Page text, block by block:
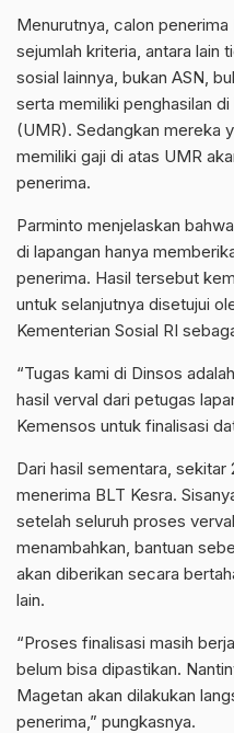
Menurutnya, calon
sejumlah kriteria, antara lain
sosial lainnya, bukan ASN,
serta memiliki penghasilan
(UMR). Sedangkan mereka
memiliki gaji di atas UMR
penerima.
Parminto menjelaskan
di lapangan hanya
penerima. Hasil tersebut
untuk selanjutnya disetujui
Kementerian Sosial RI
“Tugas kami di Dinsos
hasil verval dari petugas
Kemensos untuk finalisasi
Dari hasil sementara,
menerima BLT Kesra.
setelah seluruh proses
menambahkan, bantuan
akan diberikan secara
lain.
“Proses finalisasi masih
belum bisa dipastikan.
Magetan akan dilakukan
penerima,” pungkasnya.